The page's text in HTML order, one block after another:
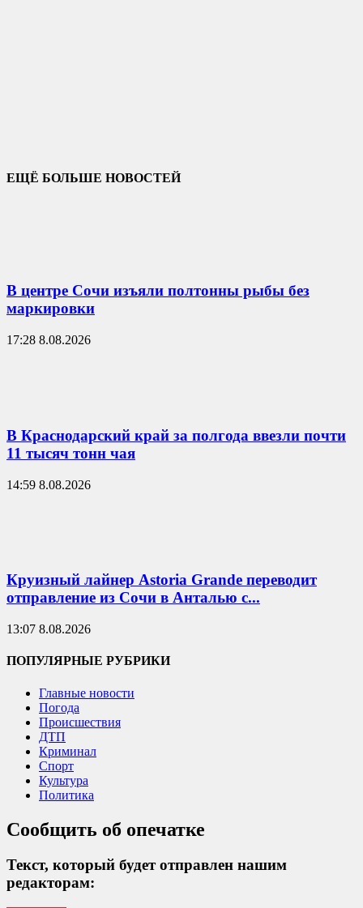
ЕЩЁ БОЛЬШЕ НОВОСТЕЙ
В центре Сочи изъяли полтонны рыбы без
маркировки
17:28 8.08.2026
В Краснодарский край за полгода ввезли почти
11 тысяч тонн чая
14:59 8.08.2026
Круизный лайнер Astoria Grande переводит
отправление из Сочи в Анталью с...
13:07 8.08.2026
ПОПУЛЯРНЫЕ РУБРИКИ
Главные новости
Погода
Происшествия
ДТП
Криминал
Спорт
Культура
Политика
Сообщить об опечатке
Текст, который будет отправлен нашим
редакторам: